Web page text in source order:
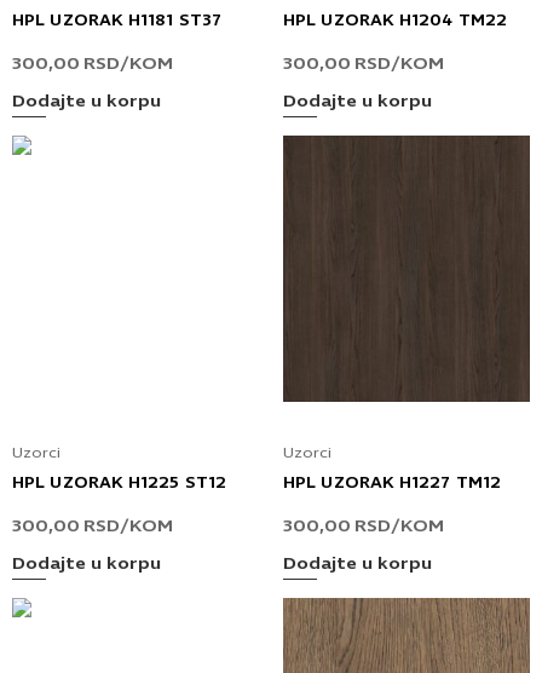
HPL UZORAK H1181 ST37
300,00 RSD/KOM
Dodajte u korpu
HPL UZORAK H1204 TM22
300,00 RSD/KOM
Dodajte u korpu
Uzorci
HPL UZORAK H1225 ST12
300,00 RSD/KOM
Dodajte u korpu
Uzorci
HPL UZORAK H1227 TM12
300,00 RSD/KOM
Dodajte u korpu